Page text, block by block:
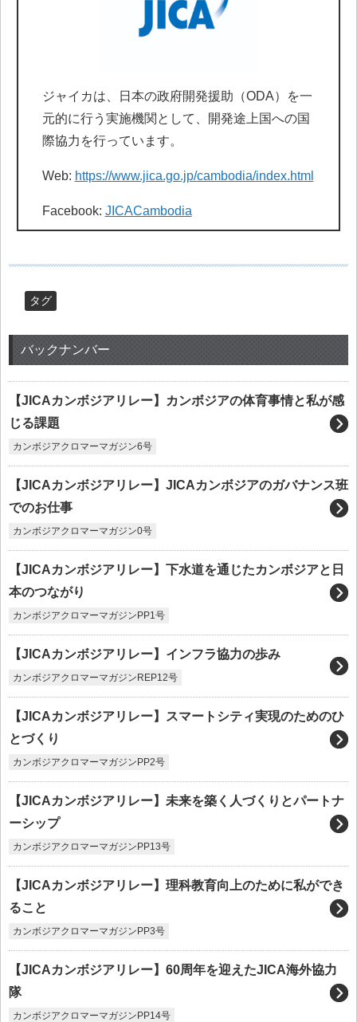
ジャイカは、日本の政府開発援助（ODA）を一
元的に行う実施機関として、開発途上国への国
際協力を行っています。
Web: https://www.jica.go.jp/cambodia/index.html
Facebook: JICACambodia
タグ
バックナンバー
【JICAカンボジアリレー】カンボジアの体育事情と私が感
じる課題
カンボジアクロマーマガジン6号
【JICAカンボジアリレー】JICAカンボジアのガバナンス班
でのお仕事
カンボジアクロマーマガジン0号
【JICAカンボジアリレー】下水道を通じたカンボジアと日
本のつながり
カンボジアクロマーマガジンPP1号
【JICAカンボジアリレー】インフラ協力の歩み
カンボジアクロマーマガジンREP12号
【JICAカンボジアリレー】スマートシティ実現のためのひ
とづくり
カンボジアクロマーマガジンPP2号
【JICAカンボジアリレー】未来を築く人づくりとパートナ
ーシップ
カンボジアクロマーマガジンPP13号
【JICAカンボジアリレー】理科教育向上のために私ができ
ること
カンボジアクロマーマガジンPP3号
【JICAカンボジアリレー】60周年を迎えたJICA海外協力
隊
カンボジアクロマーマガジンPP14号